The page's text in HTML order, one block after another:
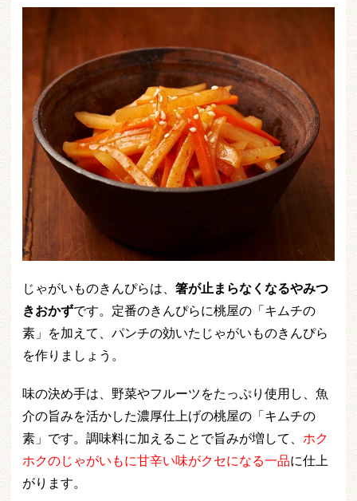
じゃがいものきんぴらは、 箸が止まらなくなるやみつ
きおかずです。定番のきんぴらに桃屋の「キムチの
素」を加えて、パンチの効いたじゃがいものきんぴら
を作りましょう。
味の決め手は、野菜やフルーツをたっぷり使用し、魚
介の旨みを活かした濃厚仕上げの桃屋の「キムチの
素」です。調味料に加えることで旨みが増して、 ホク
ホクのじゃがいもに甘辛い味がクセになる一品に仕上
がります。